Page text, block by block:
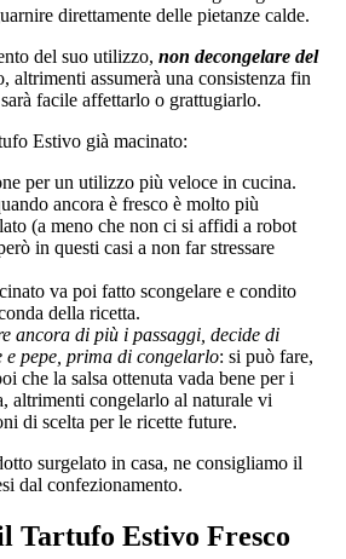
direttamente delle pietanze calde.
del suo utilizzo, non decongelare del
altrimenti assumerà una consistenza fin
facile affettarlo o grattugiarlo.
Estivo già macinato:
per un utilizzo più veloce in cucina.
ancora è fresco è molto più
(a meno che non ci si affidi a robot
in questi casi a non far stressare
va poi fatto scongelare e condito
della ricetta.
ancora di più i passaggi, decide di
pepe, prima di congelarlo: si può fare,
che la salsa ottenuta vada bene per i
altrimenti congelarlo al naturale vi
di scelta per le ricette future.
surgelato in casa, ne consigliamo il
dal confezionamento.
Tartufo Estivo Fresco